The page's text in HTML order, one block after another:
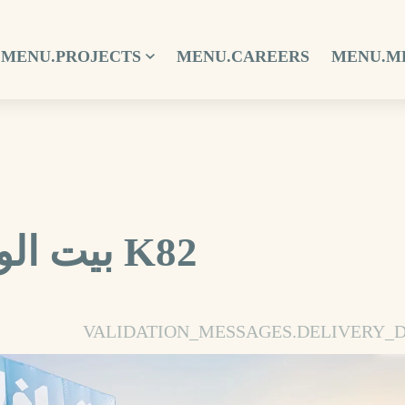
MENU.PROJECTS MENU.CAREERS
بيت الوطن - الحي الرابع - مشروع K82